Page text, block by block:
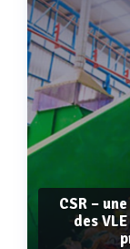
CSR –
des